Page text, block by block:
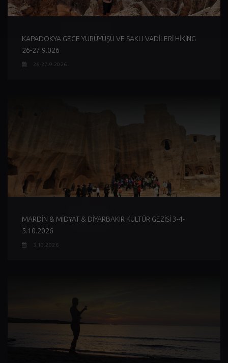
KAPADOKYA GECE YÜRÜYÜŞÜ VE SAKLI VADİLERİ HİKİNG
26-27.9.026
26-27.9.2026
MARDİN & MİDYAT & DİYARBAKIR KÜLTÜR GEZİSİ 3-4-
5.10.2026
3.10.2026